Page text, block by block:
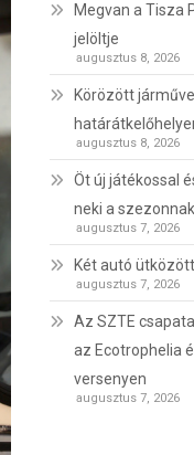
Megvan a Tisza
jelöltje
augusztus 8, 2026
Körözött
augusztus 8, 2026
Öt új játékossal
neki a
augusztus 7, 2026
Két autó
augusztus 7, 2026
Az SZTE
az Ecotrophelia
versenyen
augusztus 7, 2026